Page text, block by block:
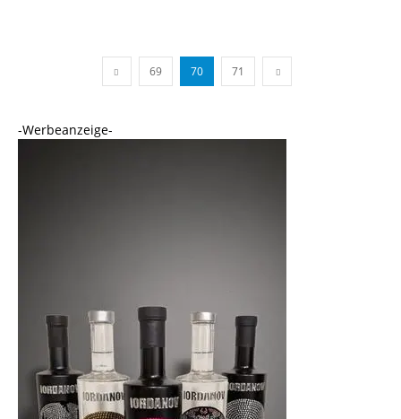
69 70 71
-Werbeanzeige-